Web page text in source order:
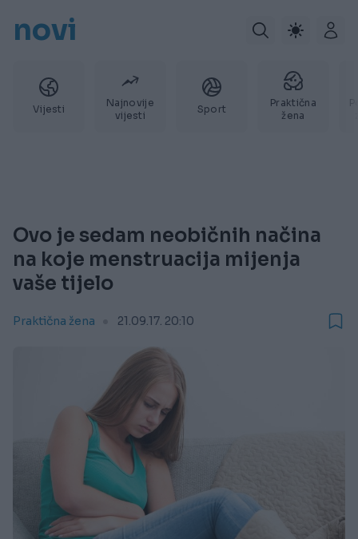
novi
Vijesti
Najnovije
vijesti
Sport
Praktična
žena
Ovo je sedam neobičnih načina
na koje menstruacija mijenja
vaše tijelo
Praktična žena 21.09.17. 20:10